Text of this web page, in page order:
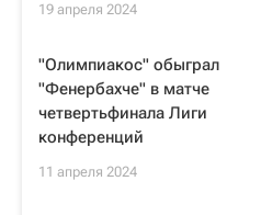
19 апреля 2024
"Олимпиакос" обыграл
"Фенербахче" в матче
четвертьфинала Лиги
конференций
11 апреля 2024